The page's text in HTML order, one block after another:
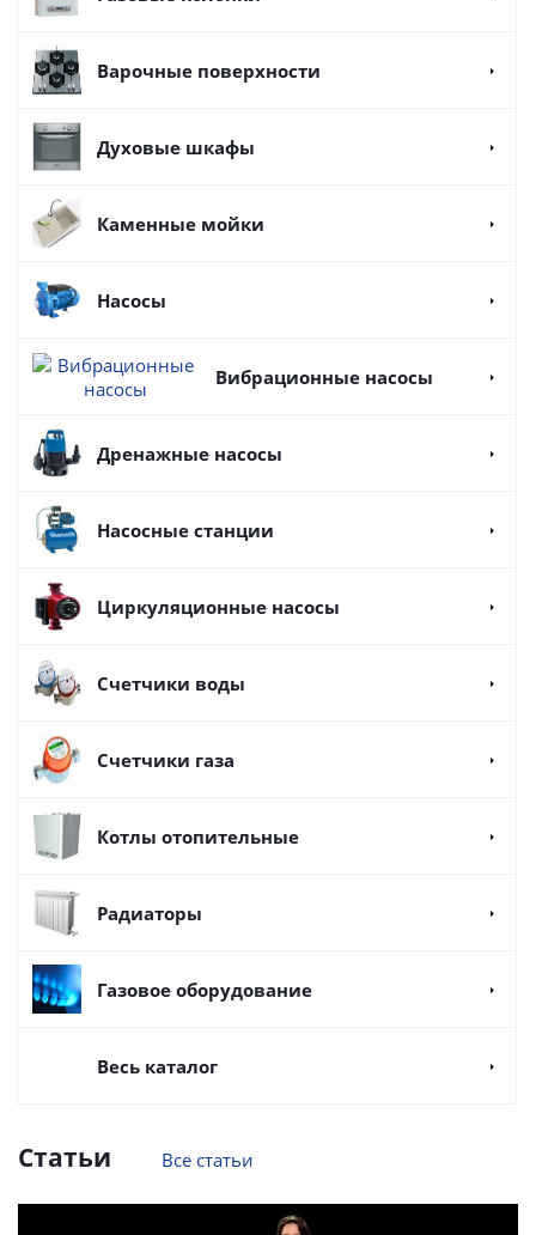
Варочные поверхности
Духовые шкафы
Каменные мойки
Насосы
Вибрационные насосы
Дренажные насосы
Насосные станции
Циркуляционные насосы
Счетчики воды
Счетчики газа
Котлы отопительные
Радиаторы
Газовое оборудование
Весь каталог
Статьи Все статьи